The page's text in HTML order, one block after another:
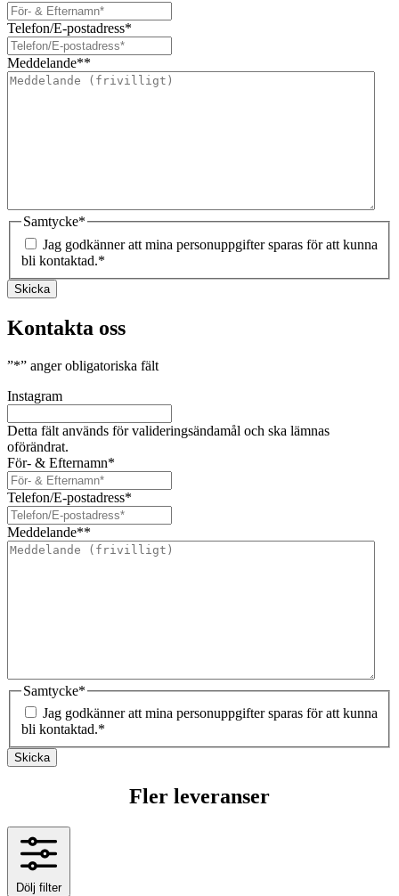
Telefon/E-postadress*
Meddelande**
Samtycke*
Jag godkänner att mina personuppgifter sparas för att kunna
bli kontaktad.*
Skicka
Kontakta oss
”*” anger obligatoriska fält
Instagram
Detta fält används för valideringsändamål och ska lämnas
oförändrat.
För- & Efternamn*
Telefon/E-postadress*
Meddelande**
Samtycke*
Jag godkänner att mina personuppgifter sparas för att kunna
bli kontaktad.*
Skicka
Fler leveranser
Dölj filter